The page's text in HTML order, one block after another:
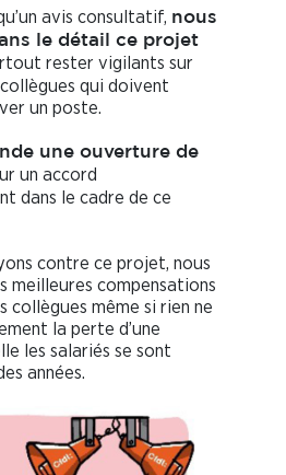
avis consultatif, nous
le détail ce projet
rester vigilants sur
collègues qui doivent
un poste.
une ouverture de
un accord
dans le cadre de ce
contre ce projet, nous
meilleures compensations
collègues même si rien ne
la perte d’une
les salariés se sont
années.